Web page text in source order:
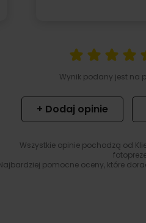
Wynik podany jest na
+ Dodaj opinie
Wszystkie opinie pochodzą od
pomocne oceny, które